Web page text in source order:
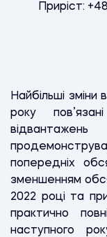
Приріст:
Найбільші зміни
року
попередніх
зменшенням
2022 році та
практично
наступного